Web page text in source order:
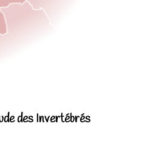
des Invertébrés